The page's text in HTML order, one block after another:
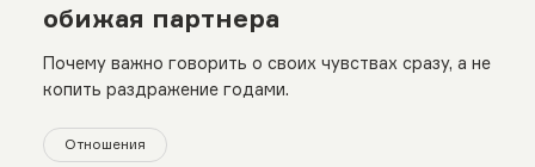
обижая партнера
Почему важно говорить о своих чувствах сразу, а не
копить раздражение годами.
Отношения